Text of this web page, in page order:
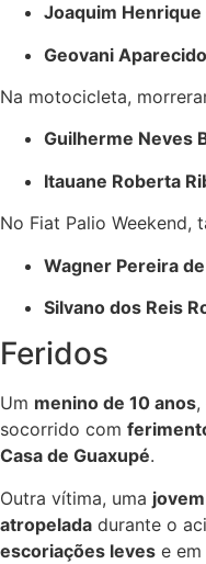
Joaquim
Geovani
Na motocicleta,
Guilherme Neves
Itauane Roberta
No Fiat Palio Weekend,
Wagner Pereira
Silvano dos Reis
Feridos
Um menino de 10 anos,
socorrido com
Casa de Guaxupé.
Outra vítima, uma
atropelada durante o
escoriações leves e